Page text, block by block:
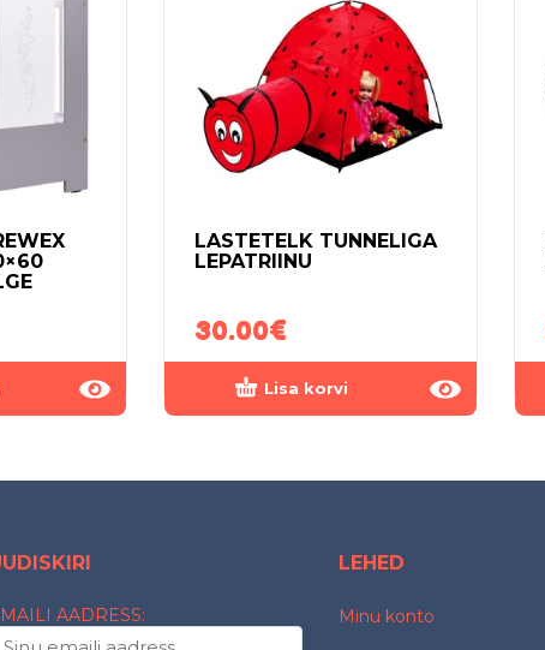
LASTETELK TUNNELIGA
LEPATRIINU
30.00€
Lisa korvi
AADRESS:
LEHED
Minu konto